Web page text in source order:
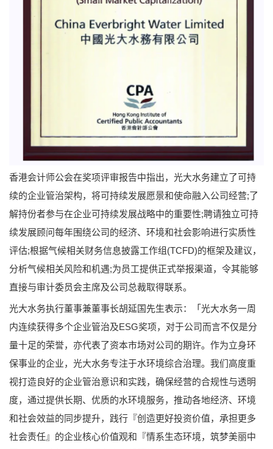
香港会计师公会在奖项评审报告中指出，光大水务建立了可持
续的企业管治架构，将可持续发展愿景和使命融入公司经营;了
解持份者参与在企业可持续发展战略中的重要性;聘请独立可持
续发展顾问每年围绕公司的经济、环境和社会影响进行实质性
评估;根据气候相关财务信息披露工作组(TCFD)的框架及建议，
分析气候相关风险和机遇;为员工提供正式举报渠道，令其能够
直接与审计委员会主席及公司总裁取得联系。
光大水务执行董事兼董事长胡延国先生表示：「光大水务一周
内连续获得多个企业管治及ESG奖项，对于公司而言不仅是分
量十足的荣誉，亦代表了资本市场对公司的期许。作为立身环
保事业的企业，光大水务专注于水环境综合治理。我们高度重
视打造良好的企业管治意识和实践，确保经营的合规性与透明
度，通过提供长期、优质的水环境服务，推动各地经济、环境
和社会效益的同步提升，践行『创造更好投资价值，承担更多
社会责任』的企业核心价值观和『情系生态环境，筑梦美丽中